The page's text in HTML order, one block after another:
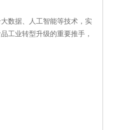
数据、人工智能等技术，实
工业转型升级的重要推手，